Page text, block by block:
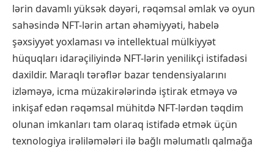
lərin davamlı yüksək dəyəri, rəqəmsal əmlak və oyun
sahəsində NFT-lərin artan əhəmiyyəti, habelə
şəxsiyyət yoxlaması və intellektual mülkiyyət
hüquqları idarəçiliyində NFT-lərin yenilikçi istifadəsi
daxildir. Maraqlı tərəflər bazar tendensiyalarını
izləməyə, icma müzakirələrində iştirak etməyə və
inkişaf edən rəqəmsal mühitdə NFT-lərdən təqdim
olunan imkanları tam olaraq istifadə etmək üçün
texnologiya irəliləmələri ilə bağlı məlumatlı qalmağa